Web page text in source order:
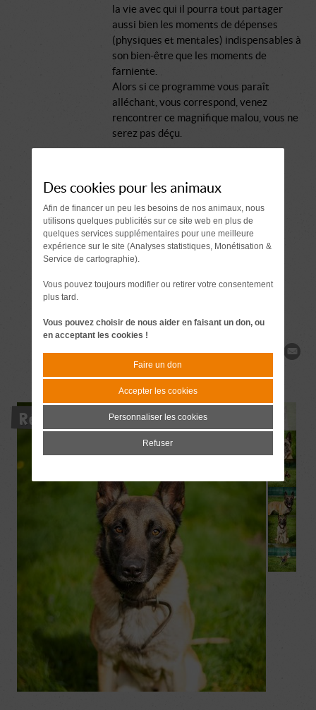
la vie avec qui il pourra tout partager
aussi bien les moments de dépenses
(physiques et mentales) indispensables à
son bien-être que les moments de
farniente.
Alors si ce programme vous paraît
alléchant, vous correspond, venez
rencontrer ce magnifique malou, vous ne
serez pas déçu.
Comment se passe une adoption ?
avant l'adoption
Demande de
renseignements
Partager
Réservé
Des cookies pour les animaux
Afin de financer un peu les besoins de nos animaux, nous
utilisons quelques publicités sur ce site web en plus de
quelques services supplémentaires pour une meilleure
expérience sur le site (Analyses statistiques, Monétisation &
Service de cartographie).
Vous pouvez toujours modifier ou retirer votre consentement
plus tard.
Vous pouvez choisir de nous aider en faisant un don, ou
en acceptant les cookies !
Faire un don
Accepter les cookies
Personnaliser les cookies
Refuser